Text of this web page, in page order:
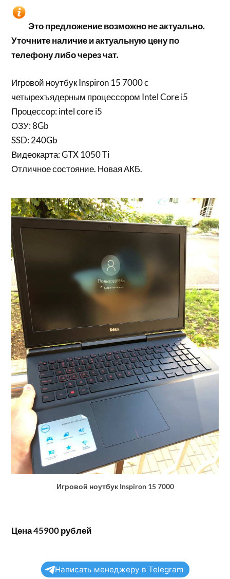
Это предложение возможно не актуально.
Уточните наличие и актуальную цену по
телефону либо через чат.
Игровой ноутбук Inspiron 15 7000 с
четырехъядерным процессором Intel Core i5
Процессор: intel core i5
ОЗУ: 8Gb
SSD: 240Gb
Видеокарта: GTX 1050 Ti
Отличное состояние. Новая АКБ.
Игровой ноутбук Inspiron 15 7000
Цена 45900 рублей
Написать менеджеру в Telegram